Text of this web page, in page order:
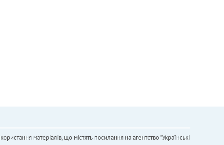
матеріалів, що містять посилання на агентство "Українськi